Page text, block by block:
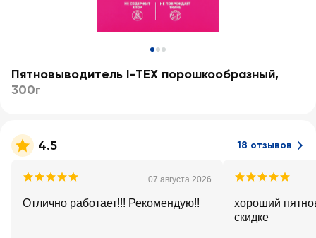
Пятновыводитель I-TEX порошкообразный,
300г
4.5 18 отзывов
07 августа 2026
Отлично работает!!! Рекомендую!!
хороший
скидке